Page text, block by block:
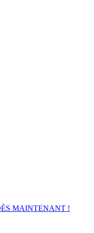
MAINTENANT !